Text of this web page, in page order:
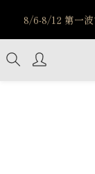
️8/6-8/12 第一
️8/6-8/12 第一
7/15-8/25 神秘星